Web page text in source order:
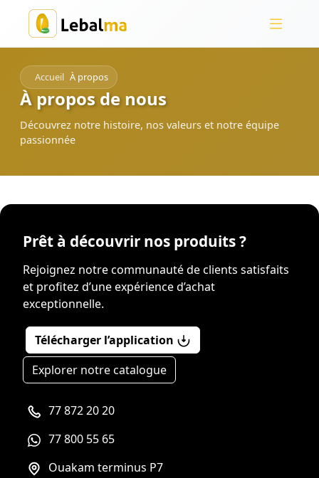
Accueil À propos
À propos de nous
Découvrez notre histoire, nos valeurs et notre équipe
passionnée
Prêt à découvrir nos produits ?
Rejoignez notre communauté de clients satisfaits
et profitez d’une expérience d’achat
exceptionnelle.
Télécharger l’application
Explorer notre catalogue
77 872 20 20
77 800 55 65
Ouakam terminus P7